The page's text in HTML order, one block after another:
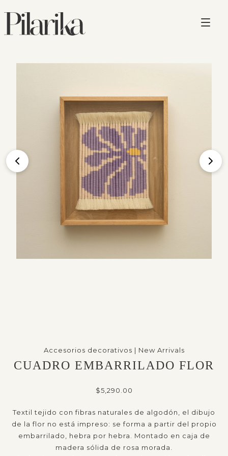
Accesorios decorativos | New Arrivals
CUADRO EMBARRILADO FLOR
$5,290.00
Textil tejido con fibras naturales de algodón, el dibujo
de la flor no está impreso: se forma a partir del propio
embarrilado, hebra por hebra. Montado en caja de
madera sólida de rosa morada.